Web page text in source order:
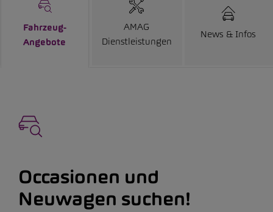
Fahrzeug-
Angebote
AMAG
Dienstleistungen
News & Infos
Occasionen und
Neuwagen suchen!